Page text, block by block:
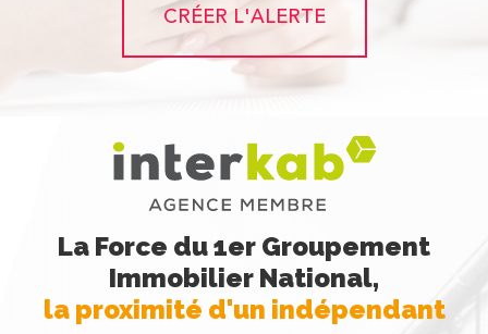
CRÉER L'ALERTE
La Force du 1er Groupement
Immobilier National,
la proximité d'un indépendant